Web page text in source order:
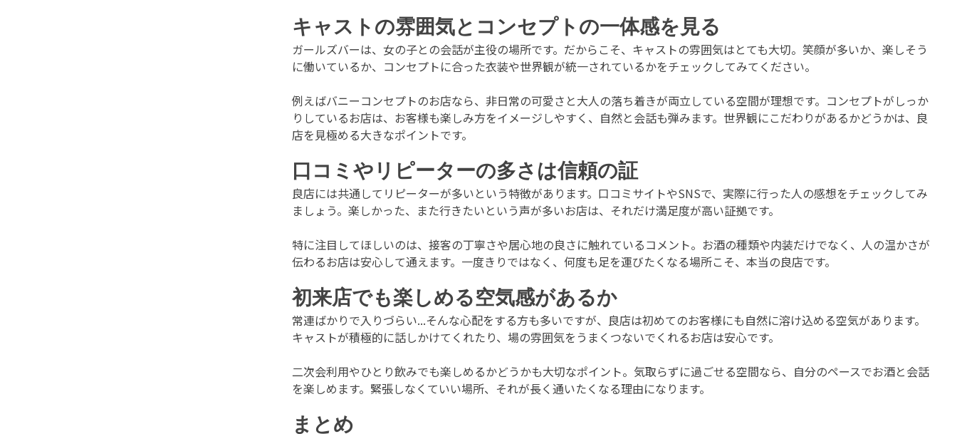
キャストの雰囲気とコンセプトの一体感を見る
ガールズバーは、女の子との会話が主役の場所です。だからこそ、キャストの雰囲気はとても大切。笑顔が多いか、楽しそう
に働いているか、コンセプトに合った衣装や世界観が統一されているかをチェックしてみてください。
例えばバニーコンセプトのお店なら、非日常の可愛さと大人の落ち着きが両立している空間が理想です。コンセプトがしっか
りしているお店は、お客様も楽しみ方をイメージしやすく、自然と会話も弾みます。世界観にこだわりがあるかどうかは、良
店を見極める大きなポイントです。
口コミやリピーターの多さは信頼の証
良店には共通してリピーターが多いという特徴があります。口コミサイトやSNSで、実際に行った人の感想をチェックしてみ
ましょう。楽しかった、また行きたいという声が多いお店は、それだけ満足度が高い証拠です。
特に注目してほしいのは、接客の丁寧さや居心地の良さに触れているコメント。お酒の種類や内装だけでなく、人の温かさが
伝わるお店は安心して通えます。一度きりではなく、何度も足を運びたくなる場所こそ、本当の良店です。
初来店でも楽しめる空気感があるか
常連ばかりで入りづらい...そんな心配をする方も多いですが、良店は初めてのお客様にも自然に溶け込める空気があります。
キャストが積極的に話しかけてくれたり、場の雰囲気をうまくつないでくれるお店は安心です。
二次会利用やひとり飲みでも楽しめるかどうかも大切なポイント。気取らずに過ごせる空間なら、自分のペースでお酒と会話
を楽しめます。緊張しなくていい場所、それが長く通いたくなる理由になります。
まとめ